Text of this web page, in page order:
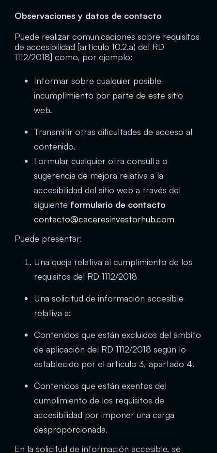
Observaciones y datos de contacto
Puede realizar comunicaciones sobre requisitos
de accesibilidad [artículo 10.2.a) del RD
1112/2018] como, por ejemplo:
Informar sobre cualquier posible
incumplimiento por parte de este sitio
web.
Transmitir otras dificultades de acceso al
contenido.
Formular cualquier otra consulta o
sugerencia de mejora relativa a la
accesibilidad del sitio web a través del
siguiente formulario de contacto
contacto@caceresinvestorhub.com
Puede presentar:
Una queja relativa al cumplimiento de los
requisitos del RD 1112/2018
Una solicitud de información accesible
relativa a:
Contenidos que están excluidos del ámbito
de aplicación del RD 1112/2018 según lo
establecido por el artículo 3, apartado 4.
Contenidos que están exentos del
cumplimiento de los requisitos de
accesibilidad por imponer una carga
desproporcionada.
En la solicitud de información accesible, se